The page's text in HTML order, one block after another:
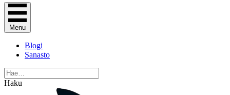
Menu
Blogi
Sanasto
Haku